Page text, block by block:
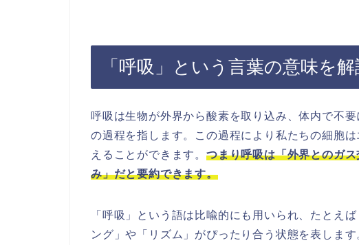
「呼吸」という言葉の意味を解
呼吸は生物が外界から酸素を取り込み、体内で不
の過程を指します。この過程により私たちの細胞
えることができます。 つまり呼吸は「外界とのガ
み」だと要約できます。
「呼吸」という語は比喩的にも用いられ、たとえ
ング」や「リズム」がぴったり合う状態を表しま